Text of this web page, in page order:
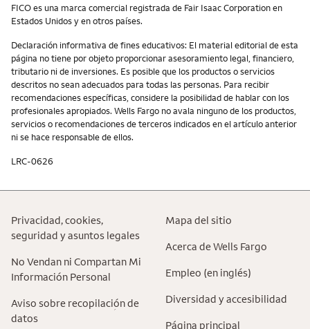
Otras cosas que necesita saber
FICO es una marca comercial registrada de Fair Isaac Corporation en
Estados Unidos y en otros países.
Declaración informativa de fines educativos: El material editorial de esta
página no tiene por objeto proporcionar asesoramiento legal, financiero,
tributario ni de inversiones. Es posible que los productos o servicios
descritos no sean adecuados para todas las personas. Para recibir
recomendaciones específicas, considere la posibilidad de hablar con los
profesionales apropiados. Wells Fargo no avala ninguno de los productos,
servicios o recomendaciones de terceros indicados en el artículo anterior
ni se hace responsable de ellos.
LRC-0626
Privacidad, cookies,
seguridad y asuntos legales
No Vendan ni Compartan Mi
Información Personal
Aviso sobre recopilaciؚón de
datos
Mapa del sitio
Acerca de Wells Fargo
Empleo (en inglés)
Diversidad y accesibilidad
Página principal